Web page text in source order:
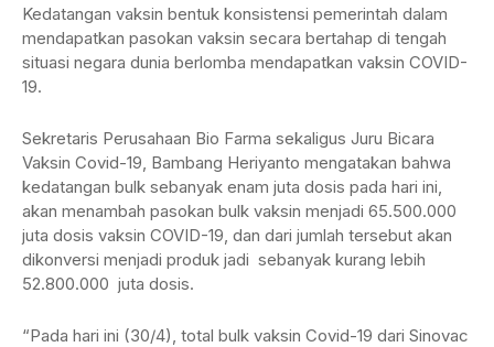
Kedatangan vaksin bentuk konsistensi pemerintah dalam
mendapatkan pasokan vaksin secara bertahap di tengah
situasi negara dunia berlomba mendapatkan vaksin COVID-
19.
Sekretaris Perusahaan Bio Farma sekaligus Juru Bicara
Vaksin Covid-19, Bambang Heriyanto mengatakan bahwa
kedatangan bulk sebanyak enam juta dosis pada hari ini,
akan menambah pasokan bulk vaksin menjadi 65.500.000
juta dosis vaksin COVID-19, dan dari jumlah tersebut akan
dikonversi menjadi produk jadi sebanyak kurang lebih
52.800.000 juta dosis.
“Pada hari ini (30/4), total bulk vaksin Covid-19 dari Sinovac